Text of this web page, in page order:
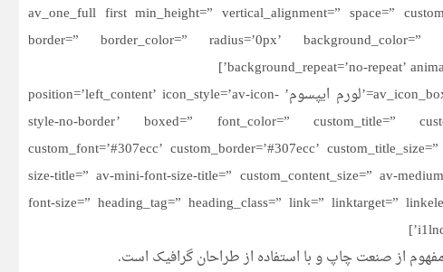
[av_one_full first min_height=” vertical_alignment=” space=”
border=” border_color=” radius=’0px’ background_color=”
background_repeat=’no-repeat’
[av_icon_box icon=’ue803′ font=’entypo-fontello’ title=’لورم ایپسوم’ position=’left_content’ icon_style=’av-icon-
style-no-border’ boxed=” font_color=” custom_title=”
custom_font=’#307ecc’ custom_border=’#307ecc’
size-title=” av-mini-font-size-title=” custom_content_size=” av-
font-size=” heading_tag=” heading_class=” link=” linktarget=”
از صنعت چاپ و با استفاده از طراحان گرافیک است.